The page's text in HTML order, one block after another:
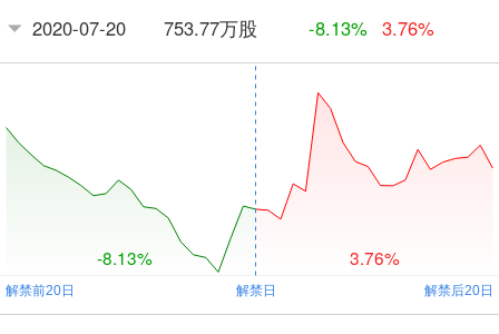
2020-07-20 753.77万股 -8.13% 3.76%
-8.13% 3.76%